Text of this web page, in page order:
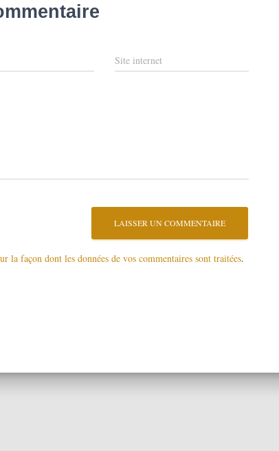
Site internet
la façon dont les données de vos commentaires sont traitées.